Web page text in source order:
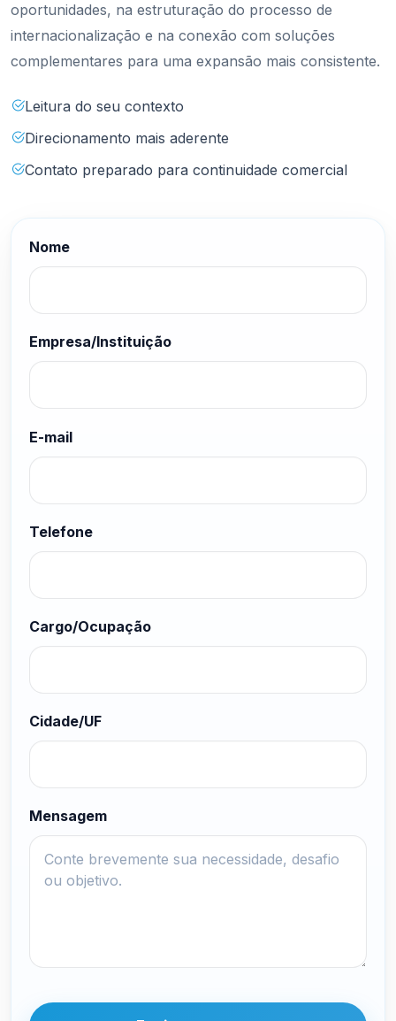
oportunidades, na estruturação do processo de
internacionalização e na conexão com soluções
complementares para uma expansão mais consistente.
Leitura do seu contexto
Direcionamento mais aderente
Contato preparado para continuidade comercial
Nome
Empresa/Instituição
E-mail
Telefone
Cargo/Ocupação
Cidade/UF
Mensagem